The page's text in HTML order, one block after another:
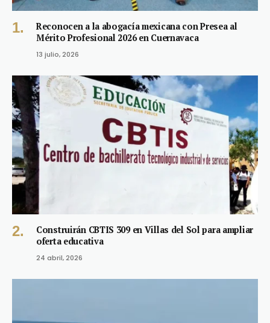
Reconocen a la abogacía mexicana con Presea al
Mérito Profesional 2026 en Cuernavaca
13 julio, 2026
Construirán CBTIS 309 en Villas del Sol para ampliar
oferta educativa
24 abril, 2026